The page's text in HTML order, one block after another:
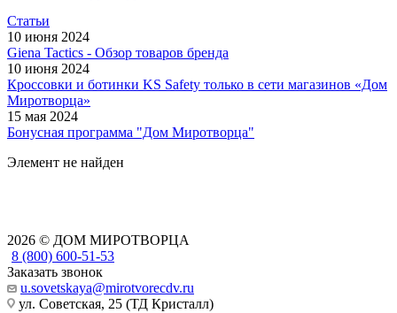
Статьи
10 июня 2024
Giena Tactics - Обзор товаров бренда
10 июня 2024
Кроссовки и ботинки KS Safety только в сети магазинов «Дом
Миротворца»
15 мая 2024
Бонусная программа "Дом Миротворца"
Элемент не найден
2026 © ДОМ МИРОТВОРЦА
8 (800) 600-51-53
Заказать звонок
u.sovetskaya@mirotvorecdv.ru
ул. Советская, 25 (ТД Кристалл)